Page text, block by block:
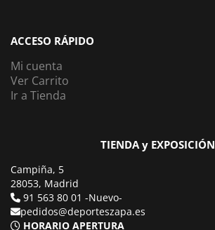
ACCESO RÁPIDO
Mi cuenta
Ver Carrito
Ir a Tienda
TIENDA y EXPOSICIÓN
Campiña, 5
28053, Madrid
91 563 80 01 -Nuevo-
pedidos@deporteszapa.es
HORARIO APERTURA